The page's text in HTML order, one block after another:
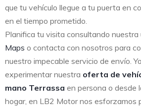
que tu vehículo llegue a tu puerta en
en el tiempo prometido.
Planifica tu visita consultando nuestra
Maps o contacta con nosotros para
nuestro impecable servicio de envío.
experimentar nuestra oferta de
mano Terrassa en persona o desde
hogar, en LB2 Motor nos esforzamos